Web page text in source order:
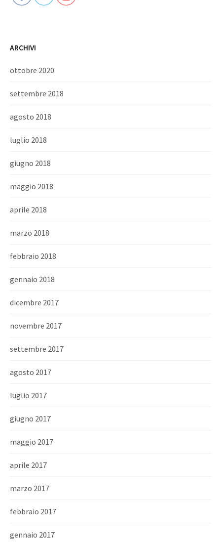
ARCHIVI
ottobre 2020
settembre 2018
agosto 2018
luglio 2018
giugno 2018
maggio 2018
aprile 2018
marzo 2018
febbraio 2018
gennaio 2018
dicembre 2017
novembre 2017
settembre 2017
agosto 2017
luglio 2017
giugno 2017
maggio 2017
aprile 2017
marzo 2017
febbraio 2017
gennaio 2017